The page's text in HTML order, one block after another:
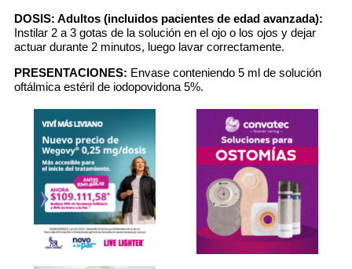
DOSIS: Adultos (incluidos pacientes de edad avanzada):
Instilar 2 a 3 gotas de la solución en el ojo o los ojos y dejar
actuar durante 2 minutos, luego lavar correctamente.
PRESENTACIONES: Envase conteniendo 5 ml de solución
oftálmica estéril de iodopovidona 5%.